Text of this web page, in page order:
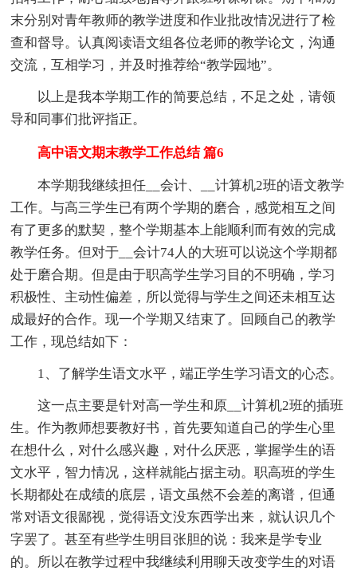
末分别对青年教师的教学进度和作业批改情况进行了检
查和督导。认真阅读语文组各位老师的教学论文，沟通
交流，互相学习，并及时推荐给“教学园地”。
以上是我本学期工作的简要总结，不足之处，请领
导和同事们批评指正。
高中语文期末教学工作总结 篇6
本学期我继续担任__会计、__计算机2班的语文教学
工作。与高三学生已有两个学期的磨合，感觉相互之间
有了更多的默契，整个学期基本上能顺利而有效的完成
教学任务。但对于__会计74人的大班可以说这个学期都
处于磨合期。但是由于职高学生学习目的不明确，学习
积极性、主动性偏差，所以觉得与学生之间还未相互达
成最好的合作。现一个学期又结束了。回顾自己的教学
工作，现总结如下：
1、了解学生语文水平，端正学生学习语文的心态。
这一点主要是针对高一学生和原__计算机2班的插班
生。作为教师想要教好书，首先要知道自己的学生心里
在想什么，对什么感兴趣，对什么厌恶，掌握学生的语
文水平，智力情况，这样就能占据主动。职高班的学生
长期都处在成绩的底层，语文虽然不会差的离谱，但通
常对语文很鄙视，觉得语文没东西学出来，就认识几个
字罢了。甚至有些学生明目张胆的说：我来是学专业
的。所以在教学过程中我继续利用聊天改变学生的对语